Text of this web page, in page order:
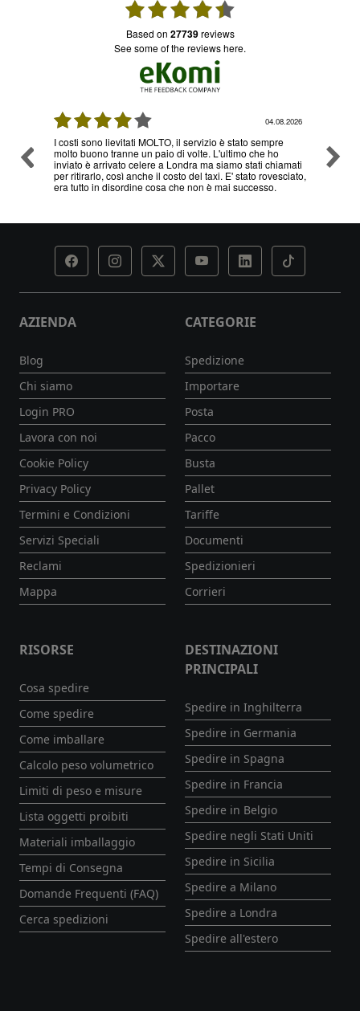
based on 27739reviews
see some of the reviews here.
04.08.2026
ho
chiamati
rovesciato,
03.08.2026
Ottimo servizio e prezzi, ritiro e consegna senza nessun
problema , sono già diverse volte che utilizzo il loro
servizio
AZIENDA
Blog
Chi siamo
Login PRO
Lavora con noi
Cookie Policy
Privacy Policy
Termini e Condizioni
Servizi Speciali
Reclami
Mappa
CATEGORIE
Spedizione
Importare
Posta
Pacco
Busta
Pallet
Tariffe
Documenti
Spedizionieri
Corrieri
RISORSE
Cosa spedire
Come spedire
Come imballare
Calcolo peso volumetrico
Limiti di peso e misure
Lista oggetti proibiti
Materiali imballaggio
Tempi di Consegna
Domande Frequenti (FAQ)
Cerca spedizioni
DESTINAZIONI
PRINCIPALI
Spedire in Inghilterra
Spedire in Germania
Spedire in Spagna
Spedire in Francia
Spedire in Belgio
Spedire negli Stati Uniti
Spedire in Sicilia
Spedire a Milano
Spedire a Londra
Spedire all'estero